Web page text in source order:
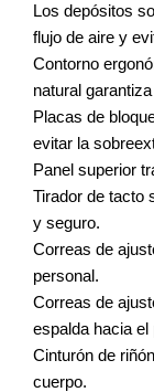
Los depósitos
flujo de aire y
Contorno
natural
Placas de
evitar la
Panel superior
Tirador de tacto
y seguro.
Correas de
personal.
Correas de
espalda hacia el
Cinturón de
cuerpo.